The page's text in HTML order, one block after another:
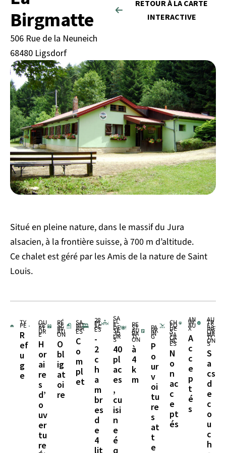
Birgmatte
506 Rue de la Neuneich
68480 Ligsdorf
RETOUR À LA CARTE
INTERACTIVE
Situé en pleine nature, dans le massif du Jura
alsacien, à la frontière suisse, à 700 m d’altitude.
Ce chalet est géré par les Amis de la nature de Saint
Louis.
TY
PE
R
ef
u
g
e
OU
VE
RT
UR
E
H
or
ai
re
s
d’
o
uv
er
tu
re
RÉ
SE
RV
ATI
ON
O
bl
ig
at
oi
re
SA
NIT
AIR
ES
C
o
m
pl
et
28
PL
AC
ES
-
2
c
h
a
m
br
es
d
e
4
lit
SA
LL
E
DE
SÉ
JO
UR
S
40
pl
ac
es
,
cu
isi
n
e
é
q
RE
ST
AU
RA
TI
ON
à
4
k
m
PA
RK
IN
G
P
o
ur
v
oi
tu
re
s
at
t
e
CH
ÈQ
UE
S
VA
CA
NC
ES
N
o
n
ac
c
e
pt
és
AN
IM
AU
X
A
c
c
e
p
t
é
s
AU
TR
ES
INF
OR
MA
TI
ON
S
S
a
cs
d
e
c
o
u
c
h